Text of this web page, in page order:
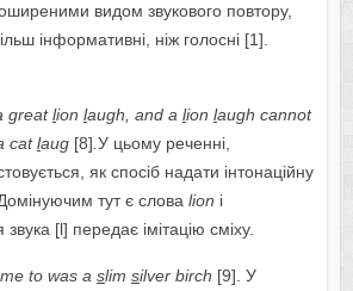
видом звукового повтору,
інформативні, ніж голосні [1].
great lion laugh, and a lion laugh cannot
cat laug [8].У цьому реченні,
як спосіб надати інтонаційну
тут є слова lion і
[l] передає імітацію сміху.
to was a slim silver birch [9]. У